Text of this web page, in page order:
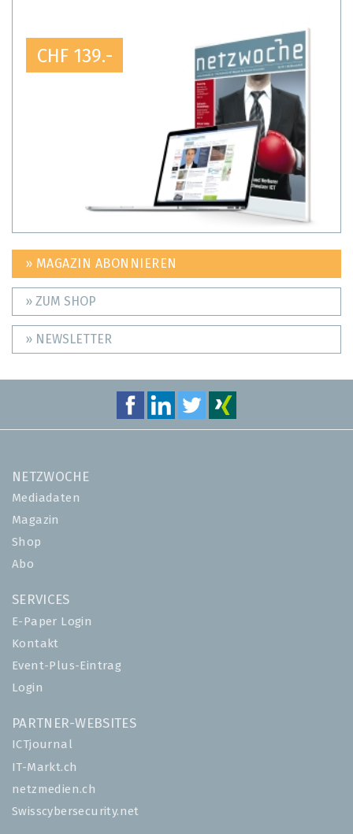
CHF 139.-
» MAGAZIN ABONNIEREN
» ZUM SHOP
» NEWSLETTER
NETZWOCHE
Mediadaten
Magazin
Shop
Abo
SERVICES
E-Paper Login
Kontakt
Event-Plus-Eintrag
Login
PARTNER-WEBSITES
ICTjournal
IT-Markt.ch
netzmedien.ch
Swisscybersecurity.net